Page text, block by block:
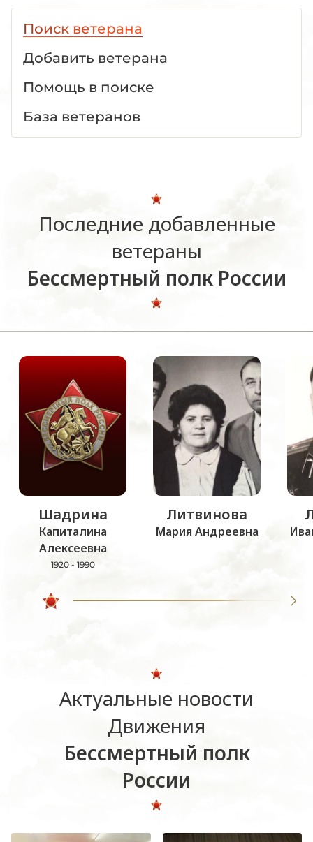
Поиск ветерана
Добавить ветерана
Помощь в поиске
База ветеранов
Последние добавленные
ветераны
Бессмертный полк России
Шадрина
Капиталина
Алексеевна
1920 - 1990
Литвинова
Мария Андреевна
Актуальные новости
Движения
Бессмертный полк
России